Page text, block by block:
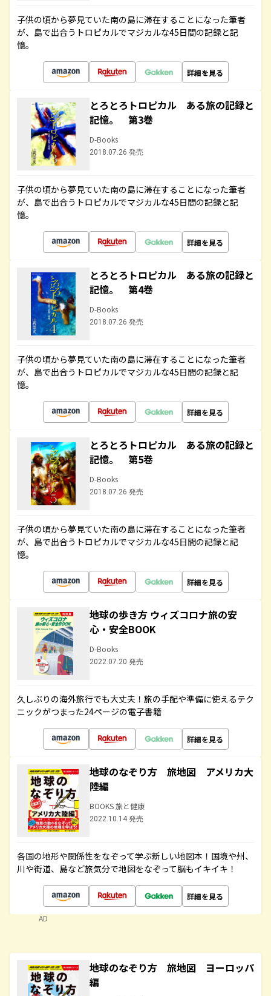
子供の頃から夢見ていた南の島に滞在することになった筆者
が、島で出合うトロピカルでマジカルな45日間の記録と記
憶。
詳細を見る
とろとろトロピカル ある旅の記録と
記憶。 第3巻
D-Books
2018.07.26 発売
子供の頃から夢見ていた南の島に滞在することになった筆者
が、島で出合うトロピカルでマジカルな45日間の記録と記
憶。
詳細を見る
とろとろトロピカル ある旅の記録と
記憶。 第4巻
D-Books
2018.07.26 発売
子供の頃から夢見ていた南の島に滞在することになった筆者
が、島で出合うトロピカルでマジカルな45日間の記録と記
憶。
詳細を見る
とろとろトロピカル ある旅の記録と
記憶。 第5巻
D-Books
2018.07.26 発売
子供の頃から夢見ていた南の島に滞在することになった筆者
が、島で出合うトロピカルでマジカルな45日間の記録と記
憶。
詳細を見る
地球の歩き方 ウィズコロナ旅の安
心・安全BOOK
D-Books
2022.07.20 発売
久しぶりの海外旅行でも大丈夫！旅の手配や準備に使えるテク
ニックがつまった24ページの電子書籍
詳細を見る
地球のなぞり方 旅地図 アメリカ大
陸編
BOOKS 旅と健康
2022.10.14 発売
各国の地形や関係性をなぞって学ぶ新しい地図本！国境や州、
川や街道、島など旅気分で地図をなぞって脳もイキイキ！
詳細を見る
AD
地球のなぞり方 旅地図 ヨーロッパ
編